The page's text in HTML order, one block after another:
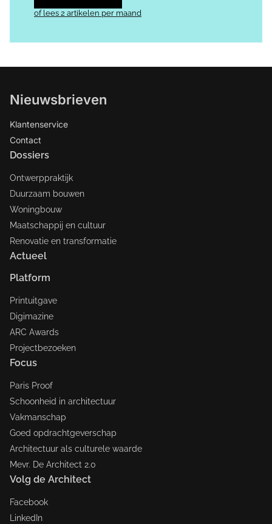
of lees 2 artikelen per maand
Nieuwsbrieven
Klantenservice
Contact
Dossiers
Ontwerppraktijk
Duurzaam bouwen
Woningbouw
Maatschappij en cultuur
Renovatie en transformatie
Actueel
Platform
Printuitgave
Digimazine
ARC Awards
Projectbezoeken
Focus
Paris Proof
Schoonheid in architectuur
Vakmanschap
Goed opdrachtgeverschap
Architectuur als culturele waarde
Mevr. De Architect 2.0
Volg de Architect
Facebook
LinkedIn